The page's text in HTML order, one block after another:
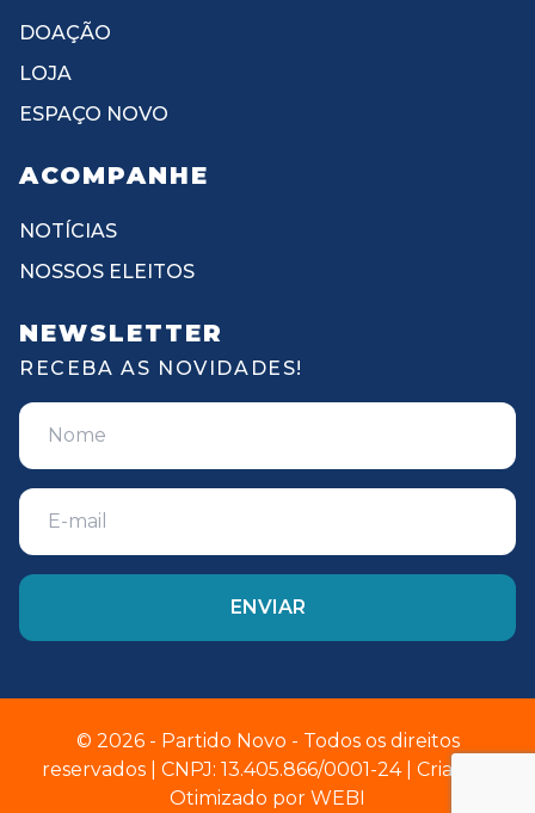
DOAÇÃO
LOJA
ESPAÇO NOVO
ACOMPANHE
NOTÍCIAS
NOSSOS ELEITOS
NEWSLETTER
RECEBA AS NOVIDADES!
© 2026 - Partido Novo - Todos os direitos
reservados | CNPJ: 13.405.866/0001-24 | Criado e
Otimizado por WEBI